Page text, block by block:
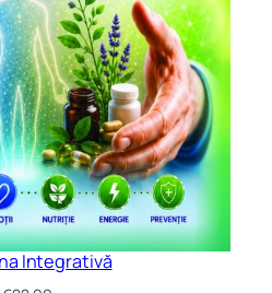
Integrativă